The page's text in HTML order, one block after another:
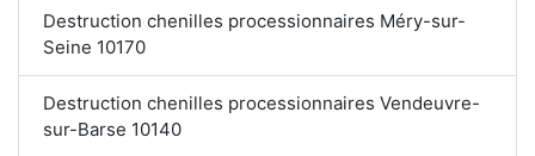
Destruction chenilles processionnaires Méry-sur-
Seine 10170
Destruction chenilles processionnaires Vendeuvre-
sur-Barse 10140